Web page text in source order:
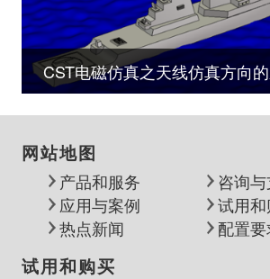
CST电磁仿真之天线仿真方向
网站地图
产品和服务
咨询
应用与案例
试用
热点新闻
配置要
试用和购买